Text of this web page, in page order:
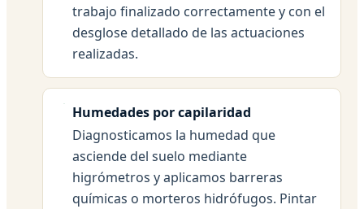
trabajo finalizado correctamente y con el
desglose detallado de las actuaciones
realizadas.
Humedades por capilaridad
Diagnosticamos la humedad que
asciende del suelo mediante
higrómetros y aplicamos barreras
químicas o morteros hidrófugos. Pintar